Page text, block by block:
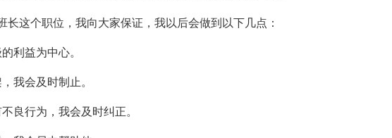
长这个职位，我向大家保证，我以后会做到以下几点：
利益为中心。
我会及时制止。
良行为，我会及时纠正。